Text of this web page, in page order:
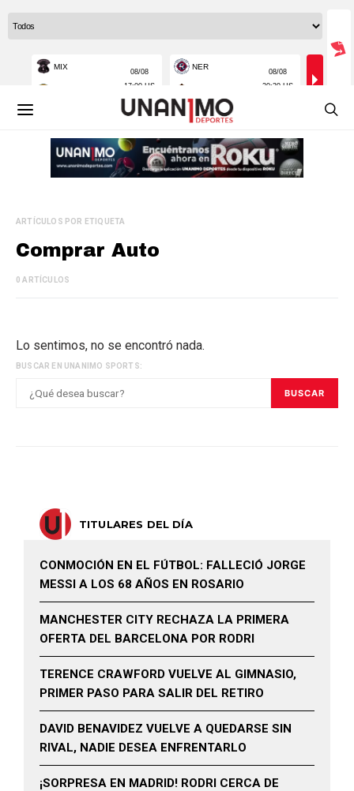
ARTÍCULOS POR ETIQUETA
Comprar Auto
0 ARTÍCULOS
Lo sentimos, no se encontró nada.
BUSCAR EN UNANIMO SPORTS:
BUSCAR
TITULARES DEL DÍA
CONMOCIÓN EN EL FÚTBOL: FALLECIÓ JORGE
MESSI A LOS 68 AÑOS EN ROSARIO
MANCHESTER CITY RECHAZA LA PRIMERA
OFERTA DEL BARCELONA POR RODRI
TERENCE CRAWFORD VUELVE AL GIMNASIO,
PRIMER PASO PARA SALIR DEL RETIRO
DAVID BENAVIDEZ VUELVE A QUEDARSE SIN
RIVAL, NADIE DESEA ENFRENTARLO
¡SORPRESA EN MADRID! RODRI CERCA DE